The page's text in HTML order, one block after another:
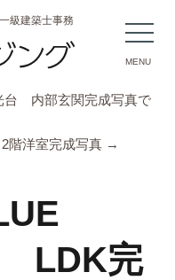
級建築士事務
MENU
内部玄関完成写真で
洋室完成写真 →
LDK完